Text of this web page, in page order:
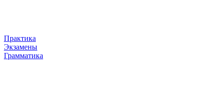
Практика
Экзамены
Грамматика